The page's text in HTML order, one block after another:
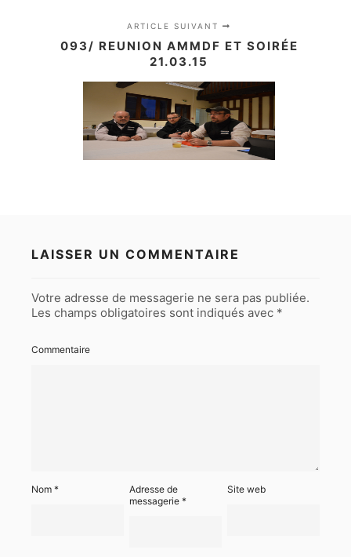
ARTICLE SUIVANT
093/ REUNION AMMDF ET SOIRÉE
21.03.15
LAISSER UN COMMENTAIRE
Votre adresse de messagerie ne sera pas publiée.
Les champs obligatoires sont indiqués avec *
Commentaire
Nom *
Adresse de
messagerie*
Site web